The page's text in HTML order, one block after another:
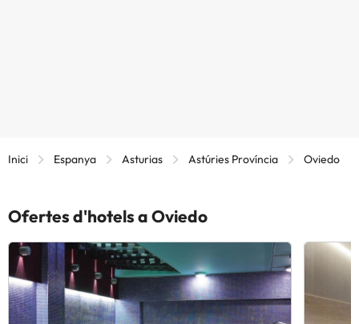
Inici Espanya Asturias Astúries Província Oviedo
Ofertes d'hotels a Oviedo